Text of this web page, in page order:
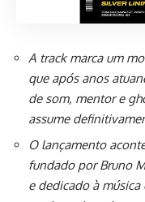
A track marca um
que após anos
de som, mentor e
assume
O lançamento
fundado por Bruno
e dedicado à